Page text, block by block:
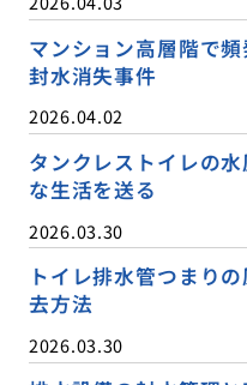
マンション高層階で
封水消失事件
2026.04.02
タンクレストイレの
な生活を送る
2026.03.30
トイレ排水管つまり
去方法
2026.03.30